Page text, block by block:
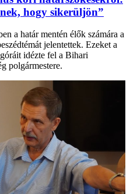
hogy sikerüljön”
a határ mentén élők számára a
jelentettek. Ezeket a
idézte fel a Bihari
polgármestere.